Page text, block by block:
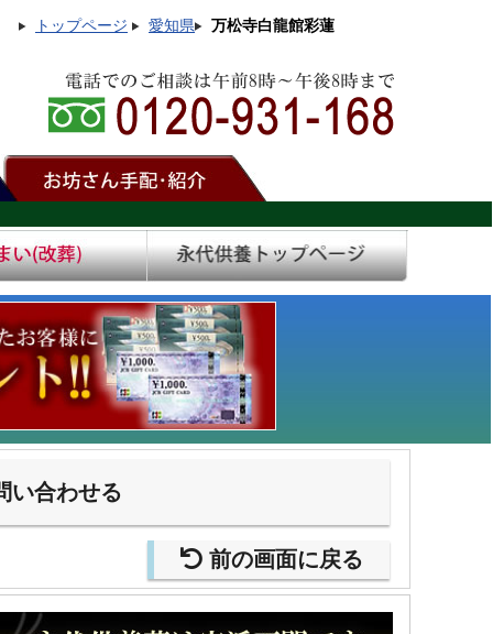
トップページ 愛知県 万松寺白龍館彩蓮
い合わせる
前の画面に戻る